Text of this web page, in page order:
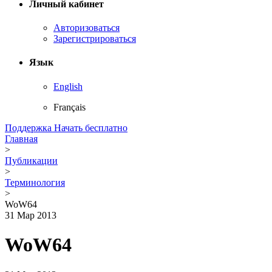
Личный кабинет
Авторизоваться
Зарегистрироваться
Язык
English
Français
Поддержка Начать бесплатно
Главная
>
Публикации
>
Терминология
>
WoW64
31 Мар 2013
WoW64